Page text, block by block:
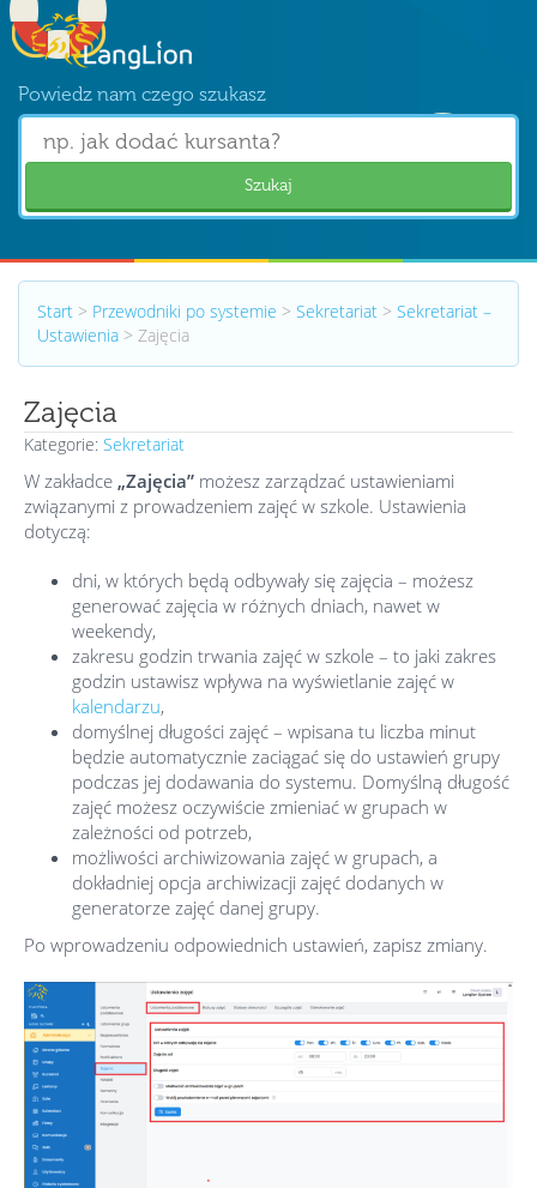
Powiedz nam czego szukasz
Szukaj
Start > Przewodniki po systemie > Sekretariat > Sekretariat –
Ustawienia > Zajęcia
Zajęcia
Kategorie: Sekretariat
W zakładce „Zajęcia” możesz zarządzać ustawieniami
związanymi z prowadzeniem zajęć w szkole. Ustawienia
dotyczą:
dni, w których będą odbywały się zajęcia – możesz
generować zajęcia w różnych dniach, nawet w
weekendy,
zakresu godzin trwania zajęć w szkole – to jaki zakres
godzin ustawisz wpływa na wyświetlanie zajęć w
kalendarzu,
domyślnej długości zajęć – wpisana tu liczba minut
będzie automatycznie zaciągać się do ustawień grupy
podczas jej dodawania do systemu. Domyślną długość
zajęć możesz oczywiście zmieniać w grupach w
zależności od potrzeb,
możliwości archiwizowania zajęć w grupach, a
dokładniej opcja archiwizacji zajęć dodanych w
generatorze zajęć danej grupy.
Po wprowadzeniu odpowiednich ustawień, zapisz zmiany.